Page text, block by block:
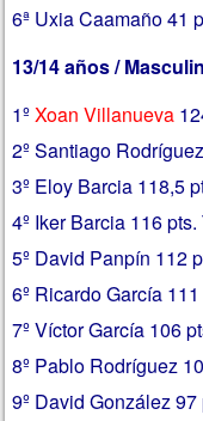
6ª Uxia Caamaño 41
13/14 años /
1ºXoan Villanueva
2º Santiago
3º Eloy Barcia 118,5
4º Iker Barcia 116
5º David Panpín 112
6º Ricardo García
7º Víctor García 106
8º Pablo Rodríguez
9º David González